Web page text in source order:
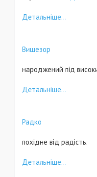
Детальніше...
Вишезор
народжений під
Детальніше...
Радко
похідне від радість.
Детальніше...